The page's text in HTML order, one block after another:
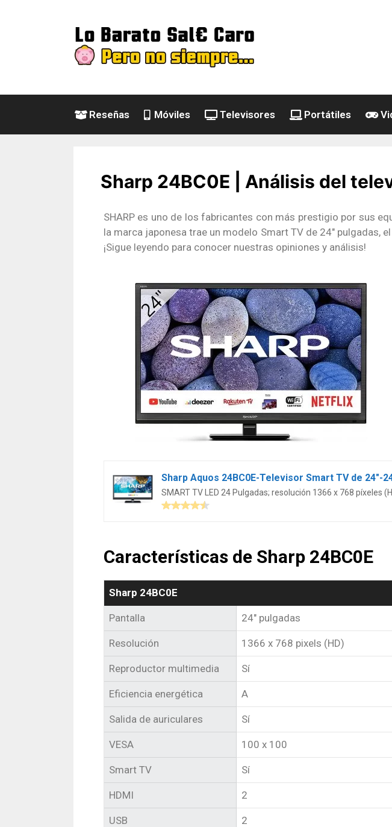
Reseñas Móviles Televisores Portátiles
Sharp 24BC0E | Análisis del
SHARP es uno de los fabricantes con más prestigio por sus
la marca japonesa trae un modelo Smart TV de 24″ pulgadas, el
¡Sigue leyendo para conocer nuestras opiniones y análisis!
SMART TV LED 24 Pulgadas; resolución 1366 x 768 píxeles
Características de Sharp 24BC0E
Sharp 24BC0E
Pantalla 24″ pulgadas
Resolución 1366 x 768 pixels (HD)
Reproductor multimedia Sí
Eficiencia energética A
Salida de auriculares Sí
VESA 100 x 100
Smart TV Sí
HDMI 2
USB 2